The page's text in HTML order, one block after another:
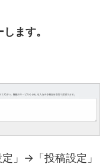
ます。
」→「投稿設定」